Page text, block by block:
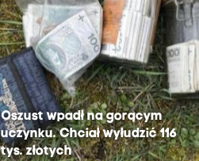
Oszust wpadł na gorącym
uczynku. Chciał wyłudzić 116
tys. złotych